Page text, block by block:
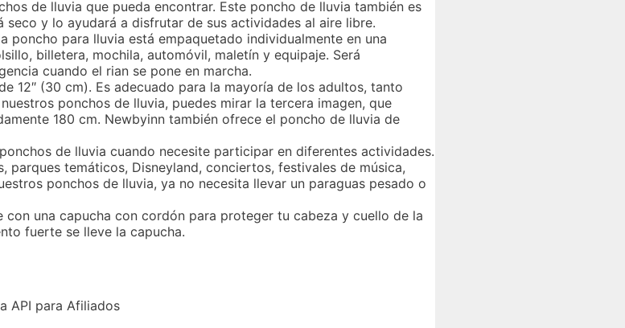
de lluvia que pueda encontrar. Este poncho de lluvia también es
y lo ayudará a disfrutar de sus actividades al aire libre.
para lluvia está empaquetado individualmente en una
billetera, mochila, automóvil, maletín y equipaje. Será
cuando el rian se pone en marcha.
12″ (30 cm). Es adecuado para la mayoría de los adultos, tanto
ponchos de lluvia, puedes mirar la tercera imagen, que
180 cm. Newbyinn también ofrece el poncho de lluvia de
de lluvia cuando necesite participar en diferentes actividades.
temáticos, Disneyland, conciertos, festivales de música,
ponchos de lluvia, ya no necesita llevar un paraguas pesado o
una capucha con cordón para proteger tu cabeza y cuello de la
fuerte se lleve la capucha.
API para Afiliados